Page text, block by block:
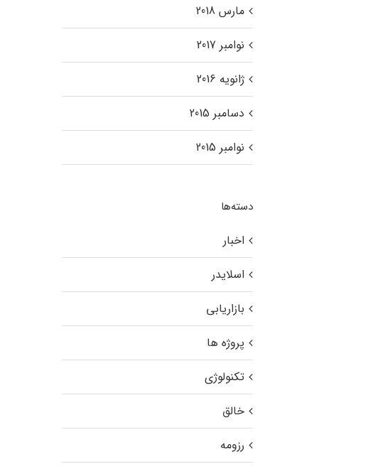
مارس 2018
نوامبر 2017
ژانویه 2016
دسامبر 2015
نوامبر 2015
دسته‌ها
اخبار
اسلایدر
بازاریابی
پروژه ها
تکنولوژی
خالق
رزومه